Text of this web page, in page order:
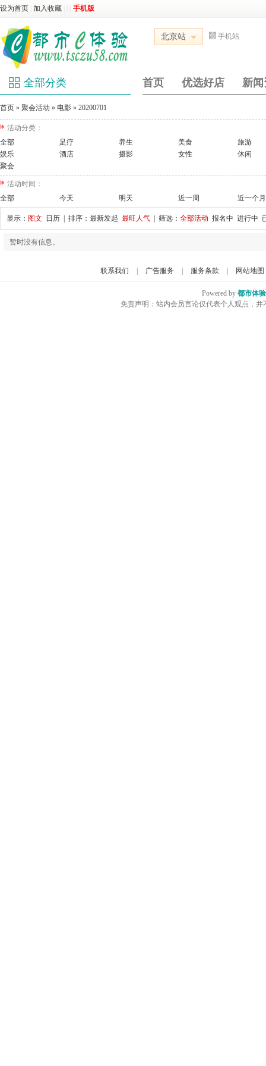
设为首页 加入收藏 手机版
北京站 手机站
全部分类 首页 优选好店 新闻
首页 » 聚会活动 » 电影 » 20200701
活动分类：
全部
足疗 养生 美食
旅游
娱乐
酒店 摄影 女性
休闲
聚会
活动时间：
全部
今天 明天 近一周 近一个月
显示： 图文 日历 | 排序： 最新发起 最旺人气 | 筛选： 全部活动 报名中 进行中
暂时没有信息。
联系我们 广告服务 服务条款 网站地图
Powered by 都市体
免责声明：站内会员言论仅代表个人观点，